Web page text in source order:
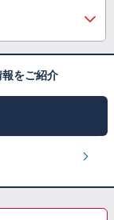
をご紹介